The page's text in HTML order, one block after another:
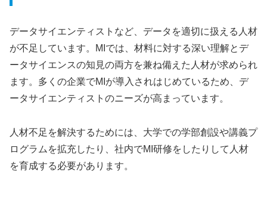
データサイエンティストなど、データを適切に扱える人材
が不足しています。MIでは、材料に対する深い理解とデ
ータサイエンスの知見の両方を兼ね備えた人材が求められ
ます。多くの企業でMIが導入されはじめているため、デ
ータサイエンティストのニーズが高まっています。
人材不足を解決するためには、大学での学部創設や講義プ
ログラムを拡充したり、社内でMI研修をしたりして人材
を育成する必要があります。